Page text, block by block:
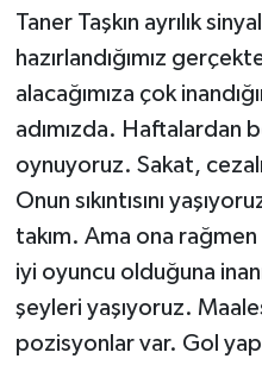
Taner Taşkın ayrılık
hazırlandığımız
alacağımıza çok
adımızda. Haftalardan
oynuyoruz. Sakat,
Onun sıkıntısını
takım. Ama ona
iyi oyuncu olduğuna
şeyleri yaşıyoruz.
pozisyonlar var. Gol